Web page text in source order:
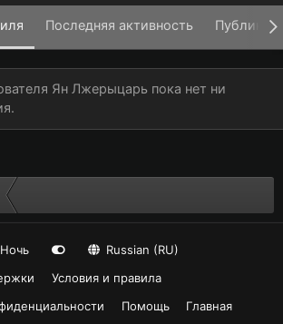
Последняя активность
Ян Лжерыцарь пока нет ни
Ночь
Russian (RU)
Условия и правила
Помощь Главная